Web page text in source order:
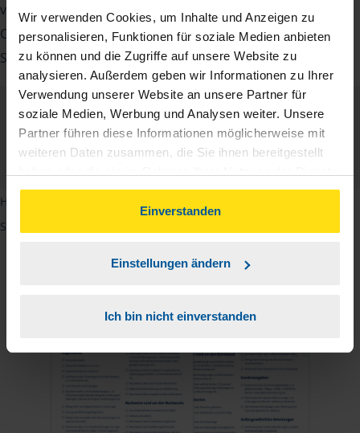
Wir verwenden Cookies, um Inhalte und Anzeigen zu
personalisieren, Funktionen für soziale Medien anbieten
zu können und die Zugriffe auf unsere Website zu
analysieren. Außerdem geben wir Informationen zu Ihrer
Verwendung unserer Website an unsere Partner für
soziale Medien, Werbung und Analysen weiter. Unsere
Partner führen diese Informationen möglicherweise mit
weiteren Daten zusammen, die Sie ihnen bereitgestellt
gesammelt haben. Indem Sie auf Einverstanden klicken,
können Sie der Verwendung von Cookies, gemäß
unserer
Einverstanden
Einstellungen ändern
Ich bin nicht einverstanden
vielen Nachweise vergessen, stellen wir Ihnen hier eine
Checkliste für Arbeitnehmer, Beamte, Auszubildende und
Studenten sowie Rentner zur Verfügung.
Checkliste
PDF - 585 KB
Deutsch
Hinweis: Übersetzungen in mehreren Sprachen finden Sie, wenn
Sie auf den Pfeil neben der Sprache Deutsch klicken.